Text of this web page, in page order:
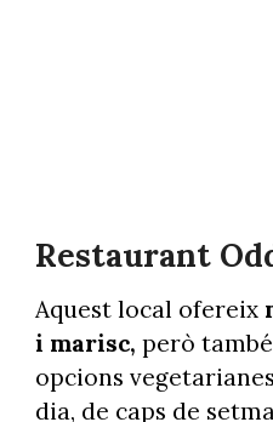
Restaurant
Aquest local ofereix
i marisc, però
opcions
dia, de caps de